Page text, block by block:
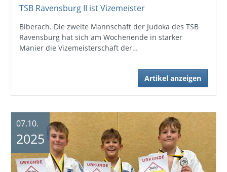
TSB Ravensburg II ist Vizemeister
Biberach. Die zweite Mannschaft der Judoka des TSB
Ravensburg hat sich am Wochenende in starker
Manier die Vizemeisterschaft der…
Artikel anzeigen
07.10.
2025